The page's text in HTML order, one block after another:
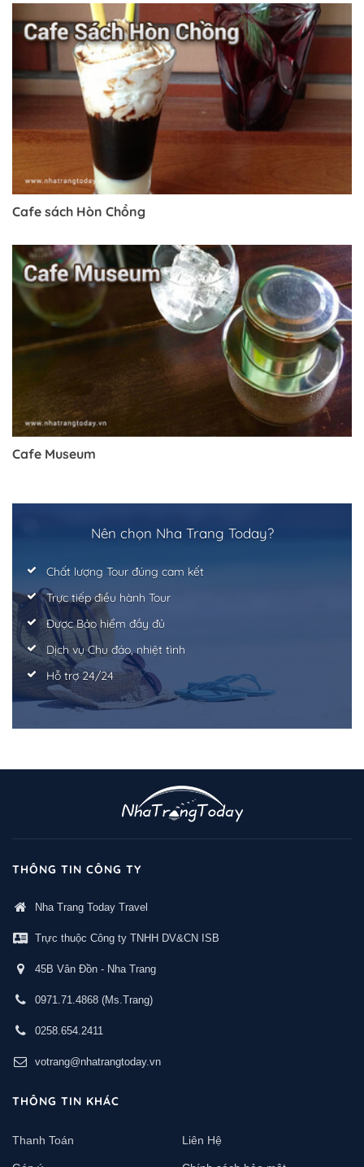
Trở về trang trước đó
Cafe sách Hòn Chồng
Cafe Museum
Nên chọn Nha Trang Today?
Chất lượng Tour đúng cam kết
Trực tiếp điều hành Tour
Được Bảo hiểm đầy đủ
Dịch vụ Chu đáo, nhiệt tình
Hỗ trợ 24/24
THÔNG TIN CÔNG TY
Nha Trang Today Travel
Trực thuộc Công ty TNHH DV&CN ISB
45B Vân Đồn - Nha Trang
0971.71.4868 (Ms.Trang)
0258.654.2411
votrang@nhatrangtoday.vn
THÔNG TIN KHÁC
Thanh Toán Liên Hệ